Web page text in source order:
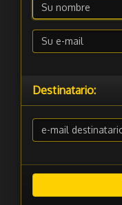
Destinatario: